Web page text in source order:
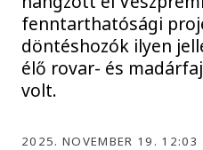
fenntarthatósági
döntéshozók ilyen
élő rovar- és
volt.
2025. NOVEMBER 19. 12:03